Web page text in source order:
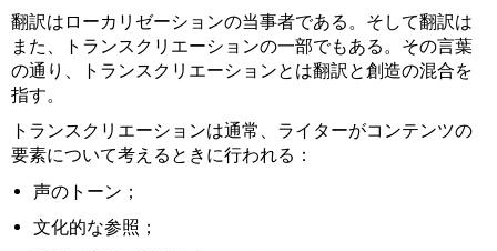
翻訳はローカリゼーションの当事者である。そして翻訳は
また、トランスクリエーションの一部でもある。その言葉
の通り、トランスクリエーションとは翻訳と創造の混合を
指す。
トランスクリエーションは通常、ライターがコンテンツの
要素について考えるときに行われる：
声のトーン；
文化的な参照；